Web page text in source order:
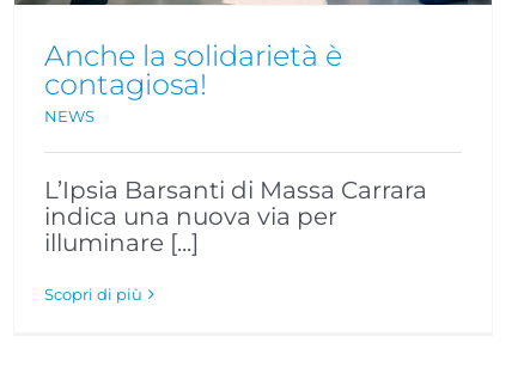
Anche la solidarietà è
contagiosa!
NEWS
L’Ipsia Barsanti di Massa Carrara
indica una nuova via per
illuminare [...]
Scopri di più